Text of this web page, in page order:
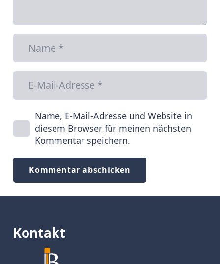
Name, E-Mail-Adresse und Website in
diesem Browser für meinen nächsten
Kommentar speichern.
Kommentar abschicken
Kontakt